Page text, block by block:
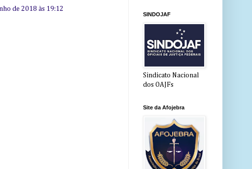
de 2018 às 19:12
SINDOJAF
Sindicato Nacional
dos OAJFs
Site da Afojebra